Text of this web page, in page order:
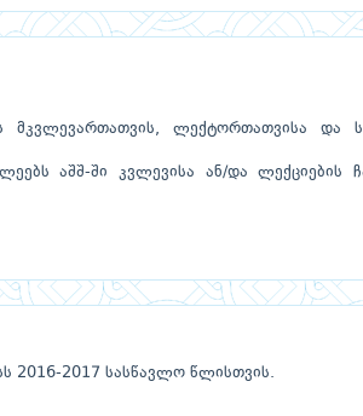
მკვლევართათვის, ლექტორთათვისა და
აშშ-ში კვლევისა ან/და ლექციების
2016-2017 სასწავლო წლისთვის.